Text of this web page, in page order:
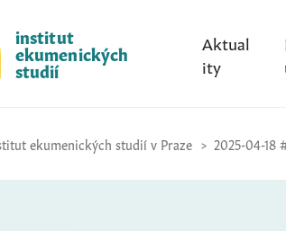
institut
ekumenických
studií
Aktual
ity
ekumenických studií v Praze 2025-04-18